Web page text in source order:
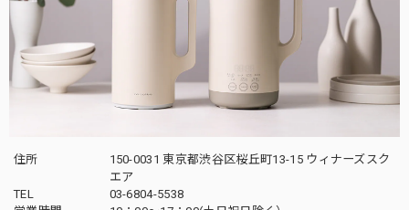
住所
150-0031 東京都渋谷区桜丘町13-15 ウィナーズスク
エア
TEL
03-6804-5538